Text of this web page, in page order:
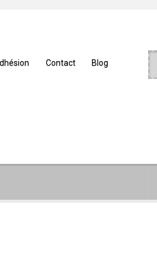
Contact Blog